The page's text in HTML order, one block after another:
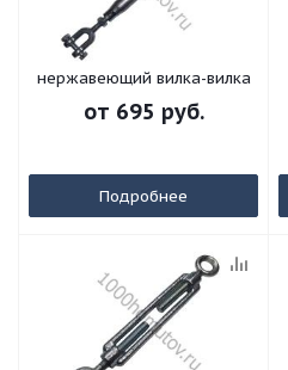
нержавеющий вилка-вилка
от 695 руб.
Подробнее